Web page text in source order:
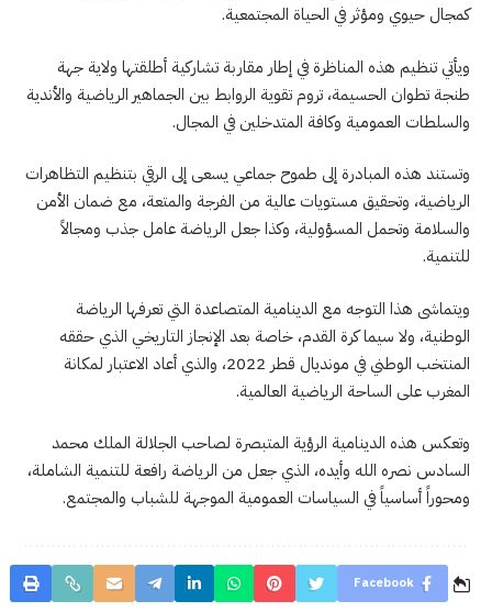
كمجال حيوي ومؤثر في الحياة المجتمعية.
ويأتي تنظيم هذه المناظرة في إطار مقاربة تشاركية أطلقتها ولاية جهة
طنجة تطوان الحسيمة، تروم تقوية الروابط بين الجماهير الرياضية والأندية
والسلطات العمومية وكافة المتدخلين في المجال.
وتستند هذه المبادرة إلى طموح جماعي يسعى إلى الرقي بتنظيم التظاهرات
الرياضية، وتحقيق مستويات عالية من الفرجة والمتعة، مع ضمان الأمن
والسلامة وتحمل المسؤولية، وكذا جعل الرياضة عامل جذب ومجالاً
للتنمية.
ويتماشى هذا التوجه مع الدينامية المتصاعدة التي تعرفها الرياضة
الوطنية، ولا سيما كرة القدم، خاصة بعد الإنجاز التاريخي الذي حققه
المنتخب الوطني في مونديال قطر 2022، والذي أعاد الاعتبار لمكانة
المغرب على الساحة الرياضية العالمية.
وتعكس هذه الدينامية الرؤية المتبصرة لصاحب الجلالة الملك محمد
السادس نصره الله وأيده، الذي جعل من الرياضة رافعة للتنمية الشاملة،
ومحوراً أساسياً في السياسات العمومية الموجهة للشباب والمجتمع.
Facebook